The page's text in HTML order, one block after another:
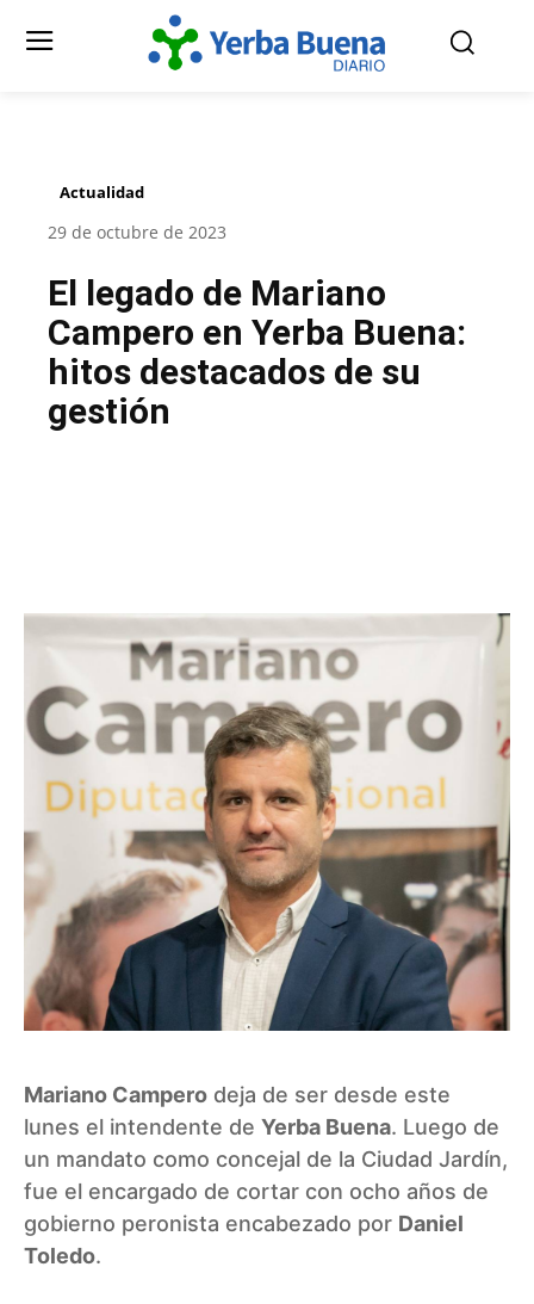
Actualidad
29 de octubre de 2023
El legado de Mariano
Campero en Yerba Buena:
hitos destacados de su
gestión
Mariano Campero deja de ser desde este
lunes el intendente de Yerba Buena. Luego de
un mandato como concejal de la Ciudad Jardín,
fue el encargado de cortar con ocho años de
gobierno peronista encabezado por Daniel
Toledo.